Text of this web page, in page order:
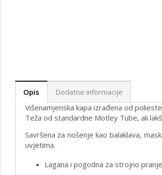
Opis
Dodatne informacije
Višenamjenska kapa izrađena od
Teža od standardne Motley Tube, ali
Savršena za nošenje kao balaklava,
uvjetima.
Lagana i pogodna za strojno pranje